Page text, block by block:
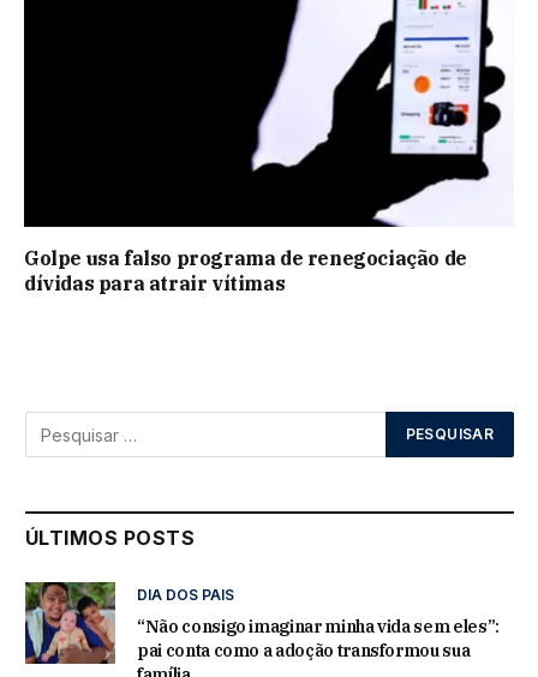
Golpe usa falso programa de renegociação de
dívidas para atrair vítimas
ÚLTIMOS POSTS
DIA DOS PAIS
“Não consigo imaginar minha vida sem eles”:
pai conta como a adoção transformou sua